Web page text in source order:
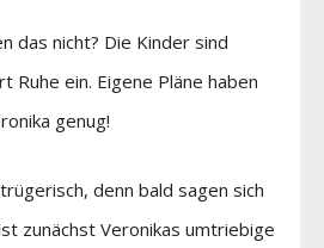
das nicht? Die Kinder sind
Ruhe ein. Eigene Pläne haben
genug!
denn bald sagen sich
zunächst Veronikas umtriebige